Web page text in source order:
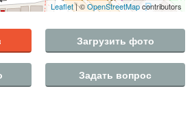
Leaflet| ©OpenStreetMapcontributors
Загрузить фото
Задать вопрос